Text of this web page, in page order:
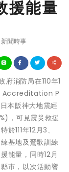
援能量
新聞時事
消防局在110年1
Accreditation P
本阪神大地震經
，可見震災救援
111年12月3、
基地及鶯歌訓練
能量，同時12月
市，以次活動響